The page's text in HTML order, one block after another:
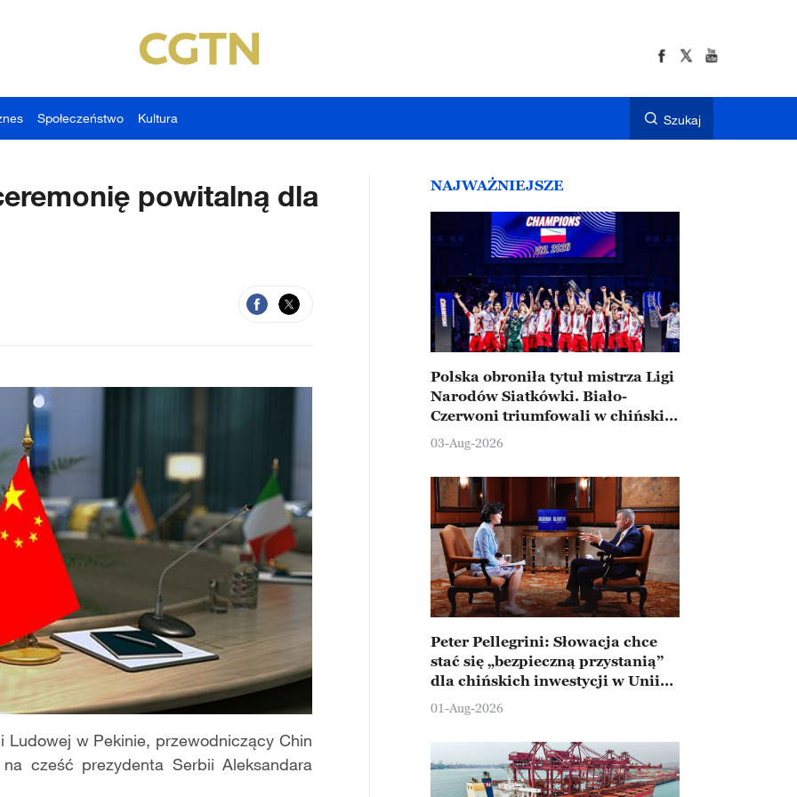
Społeczeństwo Kultura Szukaj
powitalną dla
Ludowej w Pekinie, przewodniczący Chin
cześć prezydenta Serbii Aleksandara
NAJWAŻNIEJSZE
Polska obroniła tytuł mistrza Ligi
Narodów Siatkówki. Biało-
Czerwoni triumfowali w chińskim
Ningbo
03-Aug-2026
Peter Pellegrini: Słowacja chce
stać się „bezpieczną przystanią”
dla chińskich inwestycji w Unii
Europejskiej
01-Aug-2026